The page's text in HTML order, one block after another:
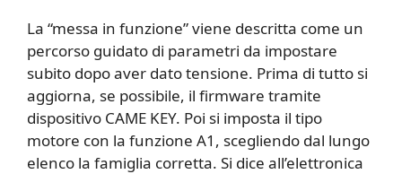
La “messa in funzione” viene descritta come un
percorso guidato di parametri da impostare
subito dopo aver dato tensione. Prima di tutto si
aggiorna, se possibile, il firmware tramite
dispositivo CAME KEY. Poi si imposta il tipo
motore con la funzione A1, scegliendo dal lungo
elenco la famiglia corretta. Si dice all’elettronica